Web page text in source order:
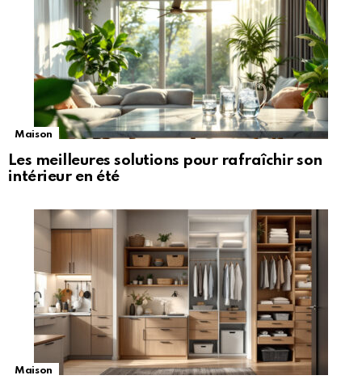
Maison
Les meilleures solutions pour rafraîchir son
intérieur en été
Maison